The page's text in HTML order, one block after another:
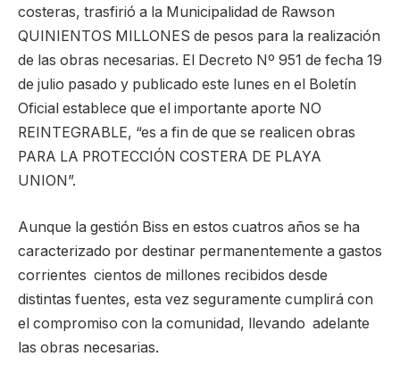
costeras, trasfirió a la Municipalidad de Rawson
QUINIENTOS MILLONES de pesos para la realización
de las obras necesarias. El Decreto Nº 951 de fecha 19
de julio pasado y publicado este lunes en el Boletín
Oficial establece que el importante aporte NO
REINTEGRABLE, “es a fin de que se realicen obras
PARA LA PROTECCIÓN COSTERA DE PLAYA
UNION”.
Aunque la gestión Biss en estos cuatros años se ha
caracterizado por destinar permanentemente a gastos
corrientes cientos de millones recibidos desde
distintas fuentes, esta vez seguramente cumplirá con
el compromiso con la comunidad, llevando adelante
las obras necesarias.